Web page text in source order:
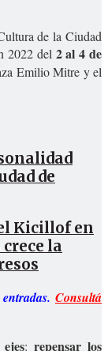
de la Ciudad
2022 del 2 al 4 de
Emilio Mitre y el
de
Kicillof en
la
Consultá
ejes: repensar los